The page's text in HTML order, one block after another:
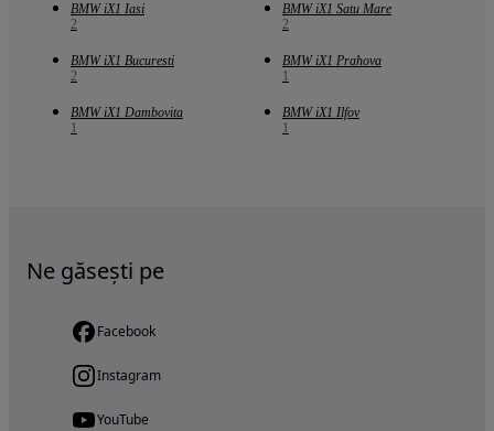
BMW iX1 Iasi
2
BMW iX1 Satu Mare
2
BMW iX1 Bucuresti
2
BMW iX1 Prahova
1
BMW iX1 Dambovita
1
BMW iX1 Ilfov
1
Ne găsești pe
Facebook
Instagram
YouTube